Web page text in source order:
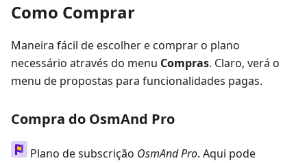
Como Comprar
Maneira fácil de escolher e comprar o plano
necessário através do menu Compras. Claro, verá o
menu de propostas para funcionalidades pagas.
Compra do OsmAnd Pro
Plano de subscrição OsmAnd Pro. Aqui pode